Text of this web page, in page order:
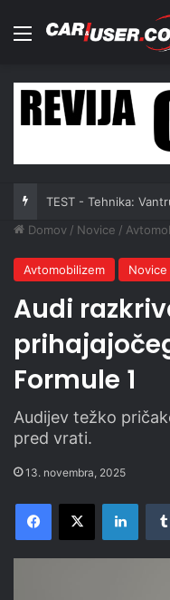
Meni
TEST - Tehnika:
Domov / Novice /
Avtomobilizem Novice
Audi
Formule 1
Audijev težko
pred vrati.
13. novembra, 2025
Facebook
X